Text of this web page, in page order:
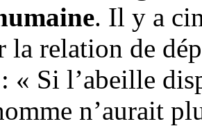
. Il y a
la relation de
« Si l’abeille
n’aurait